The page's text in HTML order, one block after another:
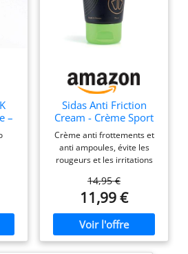
–
Sidas Anti Friction
Cream - Crème Sport
Anti-Frottements - Anti
Ampoules 75ml
Crème anti frottements et
anti ampoules, évite les
rougeurs et les irritations
des cuisses ou et les
échauffements. Hydrate et
profondeur, action
filmogène immédiate pour
une protection maximale
14,95 €
11,99 €